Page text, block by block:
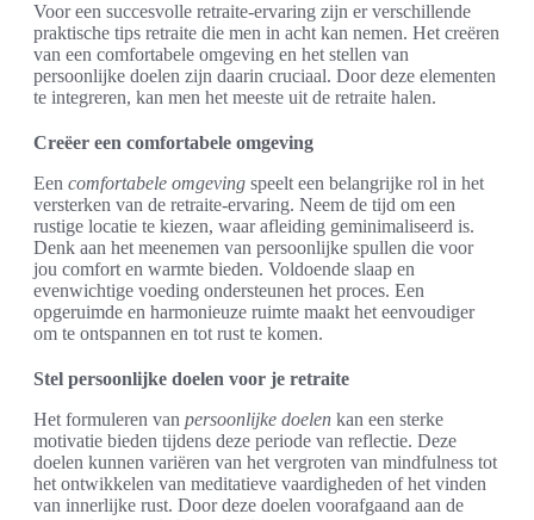
Voor een succesvolle retraite-ervaring zijn er verschillende
praktische tips retraite die men in acht kan nemen. Het creëren
van een comfortabele omgeving en het stellen van
persoonlijke doelen zijn daarin cruciaal. Door deze elementen
te integreren, kan men het meeste uit de retraite halen.
Creëer een comfortabele omgeving
Een comfortabele omgeving speelt een belangrijke rol in het
versterken van de retraite-ervaring. Neem de tijd om een
rustige locatie te kiezen, waar afleiding geminimaliseerd is.
Denk aan het meenemen van persoonlijke spullen die voor
jou comfort en warmte bieden. Voldoende slaap en
evenwichtige voeding ondersteunen het proces. Een
opgeruimde en harmonieuze ruimte maakt het eenvoudiger
om te ontspannen en tot rust te komen.
Stel persoonlijke doelen voor je retraite
Het formuleren van persoonlijke doelen kan een sterke
motivatie bieden tijdens deze periode van reflectie. Deze
doelen kunnen variëren van het vergroten van mindfulness tot
het ontwikkelen van meditatieve vaardigheden of het vinden
van innerlijke rust. Door deze doelen voorafgaand aan de